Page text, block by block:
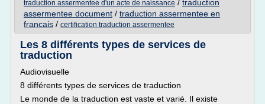
traduction assermentee d'un acte de naissance / traduction
assermentee document / traduction assermentee en
francais / certification traduction assermentee
Les 8 différents types de services de
traduction
Audiovisuelle
8 différents types de services de traduction
Le monde de la traduction est vaste et varié. Il existe